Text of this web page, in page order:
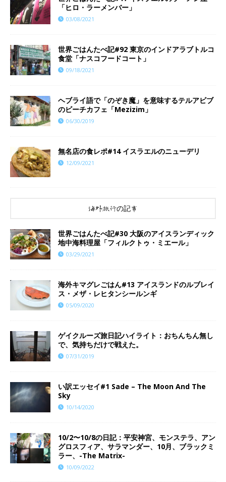
「ヒロ・ラーメンバー」
03/08/2021
世界ごはんたべ記#92 東京のインドアラブトルコ
食堂「ナスコフードコート」
09/18/2021
ヘブライ語で「のぞき魔」を意味するテルアビブ
のビーチカフェ「Mezizim」
06/30/2019
​​無名店の食レポ#14 イスラエルのニューデリ
12/09/2021
海外旅行の記事
世界ごはんたべ記#30 大阪のアイスランディック
地中海料理屋「フィルクトゥ・ミエール」
03/29/2021
海外キマグレごはん#13 アイスランドのルブレイ
ス・メザ・レヒタンシールンギ
05/09/2020
ゲイクルーズ旅日記ハイライト：おちんちん無し
で、気持ちだけで戦えた。
07/31/2019
い訳エッセイ#1 Sade – The Moon And The
Sky
10/14/2020
10/2〜10/8の日記：平安神宮、モンステラ、アン
グロスフィア、サラマンダー、10月、ブラックミ
ラー、-The Matrix-
10/09/2022